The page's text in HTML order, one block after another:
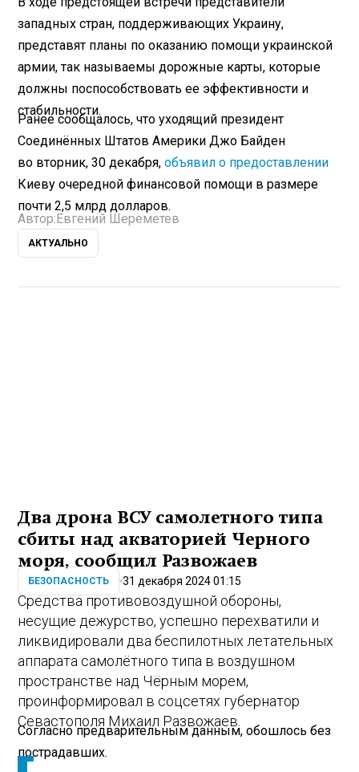
западных стран, поддерживающих Украину,
представят планы по оказанию помощи украинской
армии, так называемы дорожные карты, которые
должны поспособствовать ее эффективности и
стабильности.
Ранее сообщалось, что уходящий президент
Соединённых Штатов Америки Джо Байден
во вторник, 30 декабря,объявил о предоставлении
Киеву очередной финансовой помощи в размере
почти 2,5 млрд долларов.
Автор: Евгений Шереметев
АКТУАЛЬНО
Два дрона ВСУ самолетного типа
сбиты над акваторией Черного
моря, сообщил Развожаев
БЕЗОПАСНОСТЬ 31 декабря 2024 01:15
Средства противовоздушной обороны,
несущие дежурство, успешно перехватили и
ликвидировали два беспилотных летательных
аппарата самолётного типа в воздушном
пространстве над Чёрным морем,
проинформировал в соцсетях губернатор
Севастополя Михаил Развожаев.
Согласно предварительным данным, обошлось без
пострадавших.